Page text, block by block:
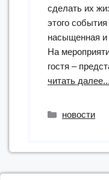
сделать их
этого
насыщенная и
На
гостя –
читать далее...
Рубрики
новости